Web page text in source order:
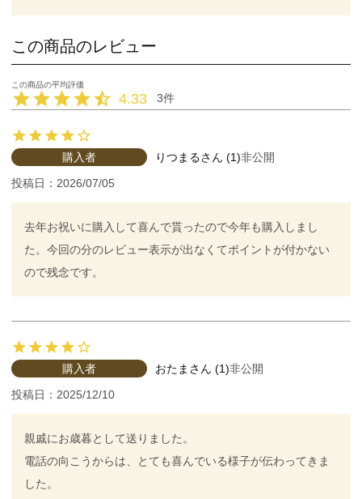
この商品のレビュー
4.33 3
りつまる 1
購入者 非公開
投稿日 2026/07/05
去年お祝いに購入して喜んで貰ったので今年も購入しまし
た。今回の分のレビュー表示が出なくてポイントが付かない
ので残念です。
おたま 1
購入者 非公開
投稿日 2025/12/10
親戚にお歳暮として送りました。
電話の向こうからは、とても喜んでいる様子が伝わってきま
した。